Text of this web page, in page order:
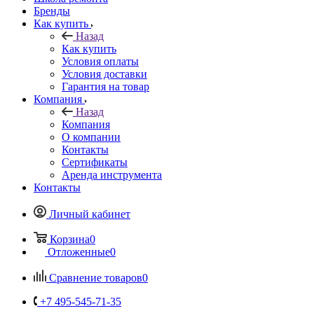
Бренды
Как купить
Назад
Как купить
Условия оплаты
Условия доставки
Гарантия на товар
Компания
Назад
Компания
О компании
Контакты
Сертификаты
Аренда инструмента
Контакты
Личный кабинет
Корзина0
Отложенные0
Сравнение товаров0
+7 495-545-71-35